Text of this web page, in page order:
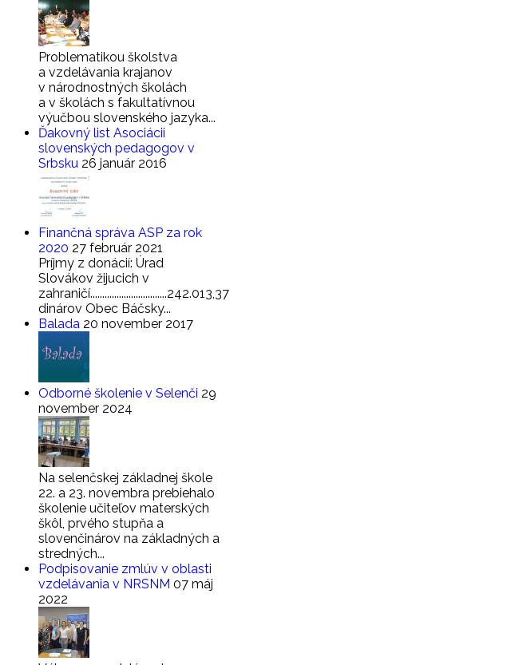
Problematikou školstva
a vzdelávania krajanov
v národnostných školách
a v školách s fakultatívnou
výučbou slovenského jazyka...
Ďakovný list Asociácii
slovenských pedagogov v
Srbsku 26 január 2016
Finančná správa ASP za rok
2020 27 február 2021
Príjmy z donácií: Úrad
Slovákov žijucich v
zahraničí................................242.013,37
dinárov Obec Báčsky...
Balada 20 november 2017
Odborné školenie v Selenči 29
november 2024
Na selenčskej základnej škole
22. a 23. novembra prebiehalo
školenie učiteľov materských
škôl, prvého stupňa a
slovenčinárov na základných a
stredných...
Podpisovanie zmlúv v oblasti
vzdelávania v NRSNM 07 máj
2022